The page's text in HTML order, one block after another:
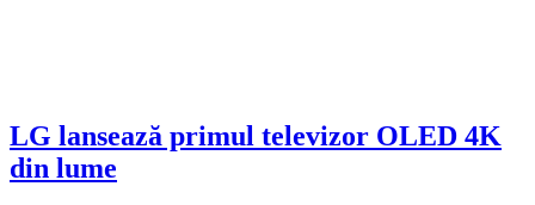
LG lansează primul televizor OLED 4K
din lume